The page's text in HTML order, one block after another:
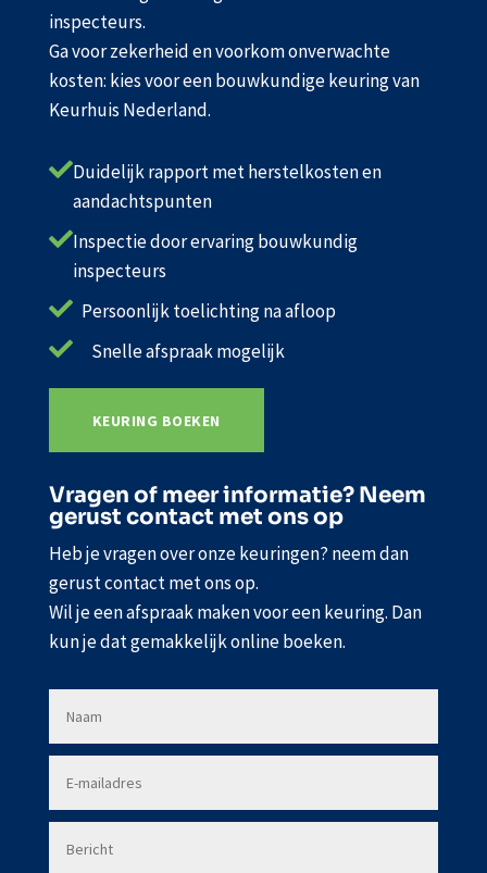
inspecteurs.
Ga voor zekerheid en voorkom onverwachte
kosten: kies voor een bouwkundige keuring van
Keurhuis Nederland.
Duidelijk rapport met herstelkosten en
aandachtspunten
Inspectie door ervaring bouwkundig
inspecteurs
 Persoonlijk toelichting na afloop

Snelle afspraak mogelijk
KEURING BOEKEN
Vragen of meer informatie? Neem
gerust contact met ons op
Heb je vragen over onze keuringen? neem dan
gerust contact met ons op.
Wil je een afspraak maken voor een keuring. Dan
kun je dat gemakkelijk online boeken.